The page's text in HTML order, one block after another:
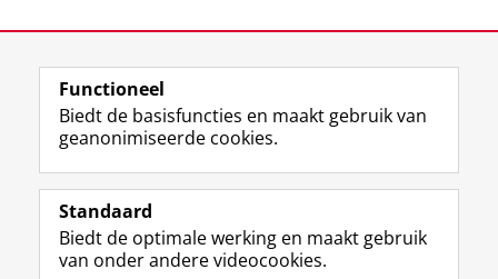
View this page in:English
Volg ons op
M
a
t
o
I
n
t
De UB voor medewerkers
Functioneel
Biedt de basisfuncties en maakt gebruik van
geanonimiseerde cookies.
Standaard
Biedt de optimale werking en maakt gebruik
van onder andere videocookies.